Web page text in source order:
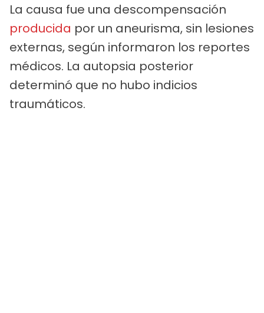
La causa fue una descompensación
producida por un aneurisma, sin lesiones
externas, según informaron los reportes
médicos. La autopsia posterior
determinó que no hubo indicios
traumáticos.